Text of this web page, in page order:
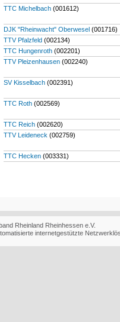
TTC Michelbach (001612)
DJK "Rheinwacht" Oberwesel (001716)
TTV Pfalzfeld (002134)
TTC Hungenroth (002201)
TTV Pleizenhausen (002240)
SV Kisselbach (002391)
TTC Roth (002569)
TTC Reich (002620)
TTV Leideneck (002759)
TTC Hecken (003331)
Rheinland Rheinhessen e.V.
internetgestützte